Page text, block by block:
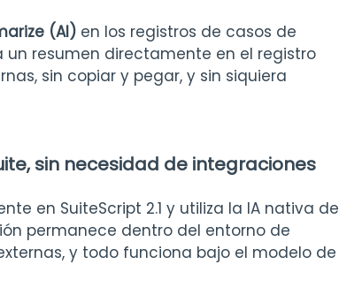
(AI) en los registros de casos de
un resumen directamente en el registro
sin copiar y pegar, y sin siquiera
sin necesidad de integraciones
en SuiteScript 2.1 y utiliza la IA nativa de
permanece dentro del entorno de
y todo funciona bajo el modelo de